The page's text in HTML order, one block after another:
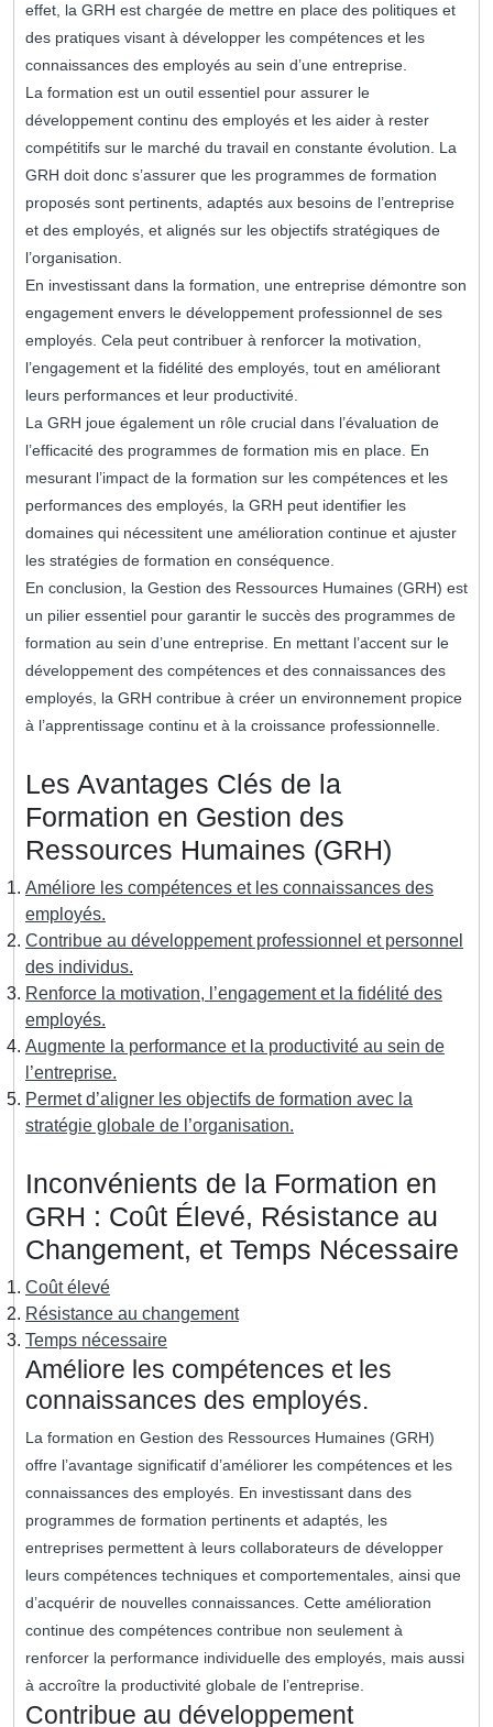
effet, la GRH est chargée de mettre en place des politiques et
des pratiques visant à développer les compétences et les
connaissances des employés au sein d’une entreprise.
La formation est un outil essentiel pour assurer le
développement continu des employés et les aider à rester
compétitifs sur le marché du travail en constante évolution. La
GRH doit donc s’assurer que les programmes de formation
proposés sont pertinents, adaptés aux besoins de l’entreprise
et des employés, et alignés sur les objectifs stratégiques de
l’organisation.
En investissant dans la formation, une entreprise démontre son
engagement envers le développement professionnel de ses
employés. Cela peut contribuer à renforcer la motivation,
l’engagement et la fidélité des employés, tout en améliorant
leurs performances et leur productivité.
La GRH joue également un rôle crucial dans l’évaluation de
l’efficacité des programmes de formation mis en place. En
mesurant l’impact de la formation sur les compétences et les
performances des employés, la GRH peut identifier les
domaines qui nécessitent une amélioration continue et ajuster
les stratégies de formation en conséquence.
En conclusion, la Gestion des Ressources Humaines (GRH) est
un pilier essentiel pour garantir le succès des programmes de
formation au sein d’une entreprise. En mettant l’accent sur le
développement des compétences et des connaissances des
employés, la GRH contribue à créer un environnement propice
à l’apprentissage continu et à la croissance professionnelle.
Les Avantages Clés de la
Formation en Gestion des
Ressources Humaines (GRH)
Améliore les compétences et les connaissances des
employés.
Contribue au développement professionnel et personnel
des individus.
Renforce la motivation, l’engagement et la fidélité des
employés.
Augmente la performance et la productivité au sein de
l’entreprise.
Permet d’aligner les objectifs de formation avec la
stratégie globale de l’organisation.
Inconvénients de la Formation en
GRH : Coût Élevé, Résistance au
Changement, et Temps Nécessaire
Coût élevé
Résistance au changement
Temps nécessaire
Améliore les compétences et les
connaissances des employés.
La formation en Gestion des Ressources Humaines (GRH)
offre l’avantage significatif d’améliorer les compétences et les
connaissances des employés. En investissant dans des
programmes de formation pertinents et adaptés, les
entreprises permettent à leurs collaborateurs de développer
leurs compétences techniques et comportementales, ainsi que
d’acquérir de nouvelles connaissances. Cette amélioration
continue des compétences contribue non seulement à
renforcer la performance individuelle des employés, mais aussi
à accroître la productivité globale de l’entreprise.
Contribue au développement